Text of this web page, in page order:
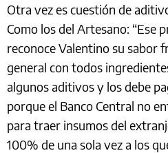
Otra vez es cuestión de
Como los del Artesano: “Ese
reconoce Valentino su sabor
general con todos
algunos aditivos y los debe
porque el Banco Central no
para traer insumos del
100% de una sola vez a los